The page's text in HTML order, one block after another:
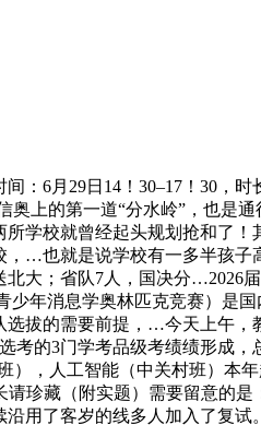
6月29日14！30–17！30，
上的第一道“分水岭”，也是
学校就曾经起头规划抢和了
…也就是说学校有一多半孩子
大；省队7人，国决分…2026
年消息学奥林匹克竞赛）是
拔的需要前提，…今天上午，
考的3门学考品级考绩绩形成
，人工智能（中关村班）本
珍藏（附实题）需要留意的
用了客岁的线多人加入了复